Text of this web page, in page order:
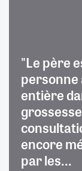
"Le père
entière
encore
par les...